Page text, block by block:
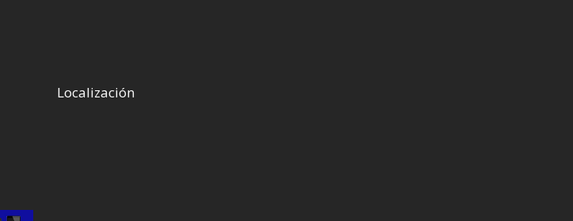
Localización